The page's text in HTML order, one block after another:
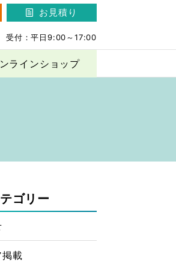
お見積り
受付：平日9:00～17:00
ラインショップ
ゴリー
掲載